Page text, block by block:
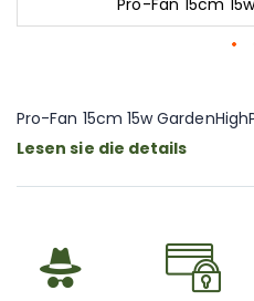
Pro-Fan 15cm
der
Bildgalerie
springen
Pro-Fan 15cm 15w
Lesen sie die details